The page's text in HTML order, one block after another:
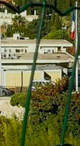
CARTOGRAPHIE